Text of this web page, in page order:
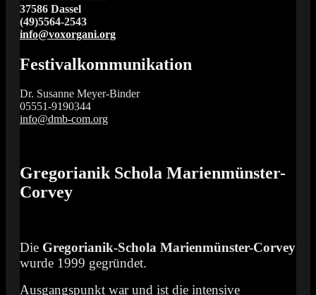
37586 Dassel
(49)5564-2543
info@voxorgani.org
Festivalkommunikation
Dr. Susanne Meyer-Binder
05551-9190344
info@dmb-com.org
Vox Organi
Gregorianik Schola Marienmünster-
Corvey
Die Gregorianik-Schola Marienmünster-Corvey
wurde 1999 gegründet.
Ausgangspunkt war und ist die intensive